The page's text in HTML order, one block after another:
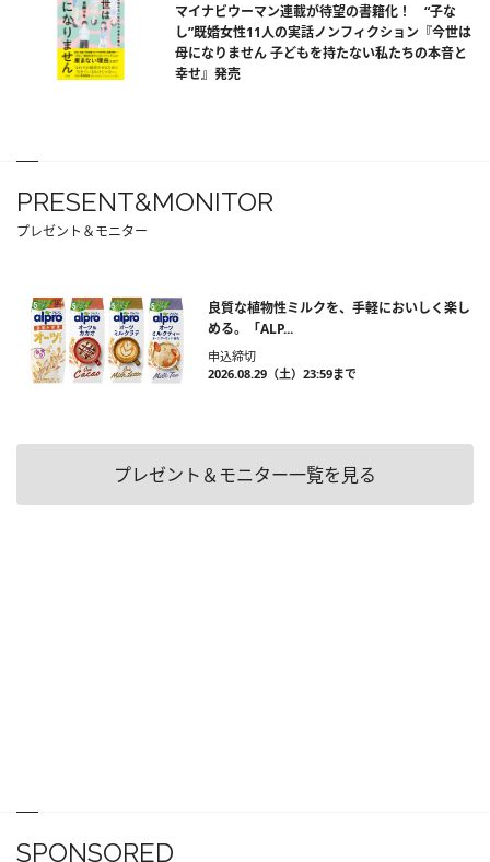
マイナビウーマン連載が待望の書籍化！ “子な
し”既婚女性11人の実話ノンフィクション『今世は
母になりません 子どもを持たない私たちの本音と
幸せ』発売
PRESENT&MONITOR
プレゼント＆モニター
良質な植物性ミルクを、手軽においしく楽し
める。「ALP...
申込締切
2026.08.29（土）23:59まで
プレゼント＆モニター一覧を見る
SPONSORED